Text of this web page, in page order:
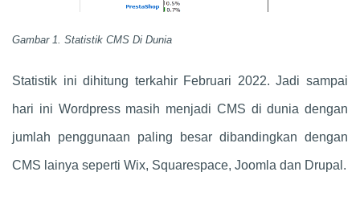
Gambar 1. Statistik CMS Di Dunia
Statistik ini dihitung terkahir Februari 2022. Jadi sampai
hari ini Wordpress masih menjadi CMS di dunia dengan
jumlah penggunaan paling besar dibandingkan dengan
CMS lainya seperti Wix, Squarespace, Joomla dan Drupal.